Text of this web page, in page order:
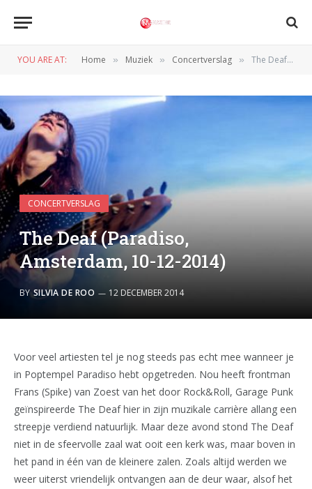
YOU ARE AT: Home » Muziek » Concertverslag » The Deaf (Paradiso, Amsterdam, 10-12-2014)
CONCERTVERSLAG
The Deaf (Paradiso,
Amsterdam, 10-12-2014)
BY SILVIA DE ROO 12 DECEMBER 2014
Voor veel artiesten tel je nog steeds pas echt mee wanneer je
in Poptempel Paradiso hebt opgetreden. Nou heeft frontman
Frans (Spike) van Zoest van het door Rock&Roll, Garage Punk
geïnspireerde The Deaf hier in zijn muzikale carrière allang een
streepje verdiend natuurlijk. Maar deze avond stond The Deaf
niet in de sfeervolle zaal wat ooit een kerk was, maar boven in
het pand in één van de kleinere zalen. Zoals altijd werden we
weer uiterst vriendelijk ontvangen aan de deur waar, alsof het